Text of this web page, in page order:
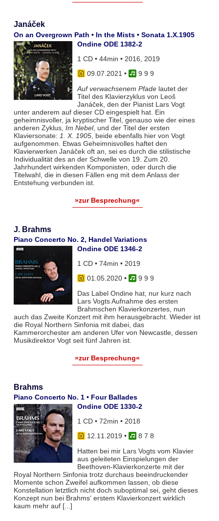
Janáček
On an Overgrown Path • In the Mists • Sonata 1.X.1905
Ondine ODE 1382-2
1 CD • 44min • 2016, 2019
09.07.2021 •
9 9 9
Auf verwachsenem Pfadelautet der
Titel des Klavierzyklus von Leoš
Janáček, den der Pianist Lars Vogt
unter anderem auf dieser CD eingespielt hat. Ein
geheimnisvoller, ja kryptischer Titel, genauso wie der eines
anderen Zyklus, Im Nebel, und der Titel der ersten
Klaviersonate: 1. X. 1905, beide ebenfalls hier von Vogt
aufgenommen. Etwas Geheimnisvolles haftet den
Klavierwerken Janáček oft an, sei es durch die stilistische
Individualität des an der Schwelle von 19. Zum 20.
Jahrhundert wirkenden Komponisten, oder durch die
Titelwahl, die in diesen Fällen eng mit dem Anlass der
Entstehung verbunden ist.
»zur Besprechung«
J. Brahms
Piano Concerto No. 2, Handel Variations
Ondine ODE 1346-2
1 CD • 74min • 2019
01.05.2020•
9 9 9
Das Label Ondine hat, nur kurz nach
Lars Vogts Aufnahme des ersten
Brahmschen Klavierkonzertes, nun
auch das Zweite Konzert mit ihm herausgebracht. Wieder ist
die Royal Northern Sinfonia mit dabei, das
Kammerorchester am anderen Ufer von Newcastle, dessen
Musikdirektor Vogt seit fünf Jahren ist.
»zur Besprechung«
Brahms
Piano Concerto No. 1 • Four Ballades
Ondine ODE 1330-2
1 CD • 72min • 2018
12.11.2019 •
8 7 8
Hatten bei mir Lars Vogts vom Klavier
aus geleiteten Einspielungen der
Beethoven-Klavierkonzerte mit der
Royal Northern Sinfonia trotz durchaus beeindruckender
Momente schon Zweifel aufkommen lassen, ob diese
Konstellation letztlich nicht doch suboptimal sei, geht dieses
Konzept nun bei Brahms‘ erstem Klavierkonzert wirklich
kaum mehr auf [...]